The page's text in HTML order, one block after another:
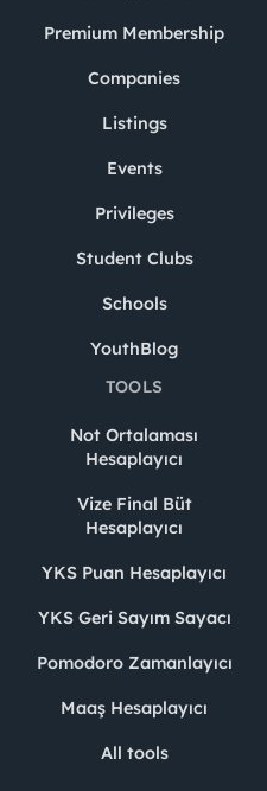
Premium Membership
Companies
Listings
Events
Privileges
Student Clubs
Schools
YouthBlog
TOOLS
Not Ortalaması
Hesaplayıcı
Vize Final Büt
Hesaplayıcı
YKS Puan Hesaplayıcı
YKS Geri Sayım Sayacı
Pomodoro Zamanlayıcı
Maaş Hesaplayıcı
All tools